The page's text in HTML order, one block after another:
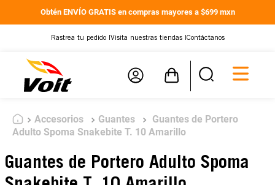
Obtén ENVÍO GRATIS en compras mayores a $699 mxn
Rastrea tu pedido | Visita nuestras tiendas | Contáctanos
Accesorios Guantes
Guantes de Portero
Adulto Spoma Snakebite T. 10 Amarillo
Guantes de Portero Adulto Spoma